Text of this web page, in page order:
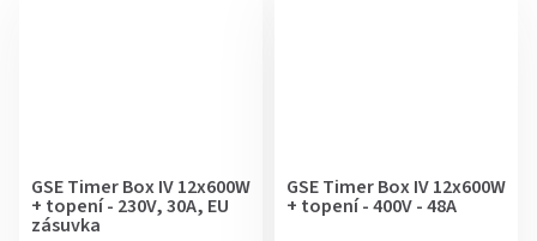
GSE Timer Box IV 12x600W
+ topení - 230V, 30A, EU
zásuvka
GSE Timer Box IV 12x600W
+ topení - 400V - 48A